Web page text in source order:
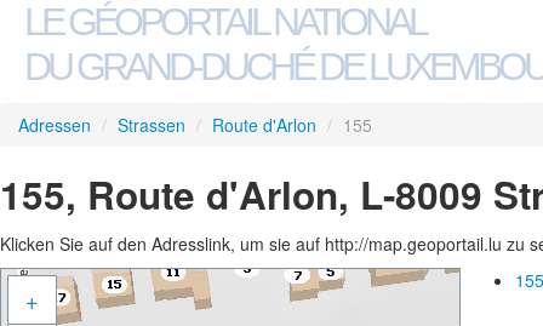
LE GÉOPORTAIL NATIONAL
DU GRAND-DUCHÉ DE
Adressen / Strassen / Route d'Arlon / 155
155, Route d'Arlon, L-8009
Klicken Sie auf den Adresslink, um sie auf http://map.geoportail.lu zu
+